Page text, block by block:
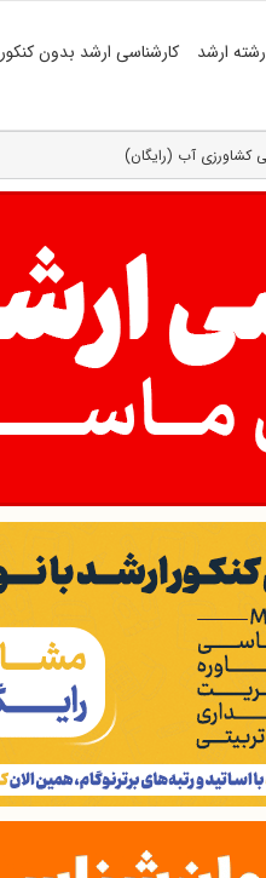
ارشد کارشناسی ارشد بدون کنکور